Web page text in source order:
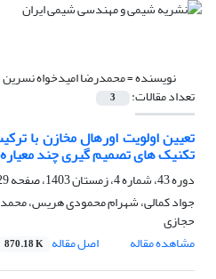
نویسنده =محمدرضا امیدخواه نسرین
تعداد مقالات: 3
تعیین اولویت اورهال مخازن با
تکنیک های تصمیم گیری چند معیاره
دوره 43، شماره 4، زمستان 1403، صفحه
جواد کمالی، شهرام محمودی هریس،
حجازی
مشاهده مقاله
اصل مقاله 870.18 K